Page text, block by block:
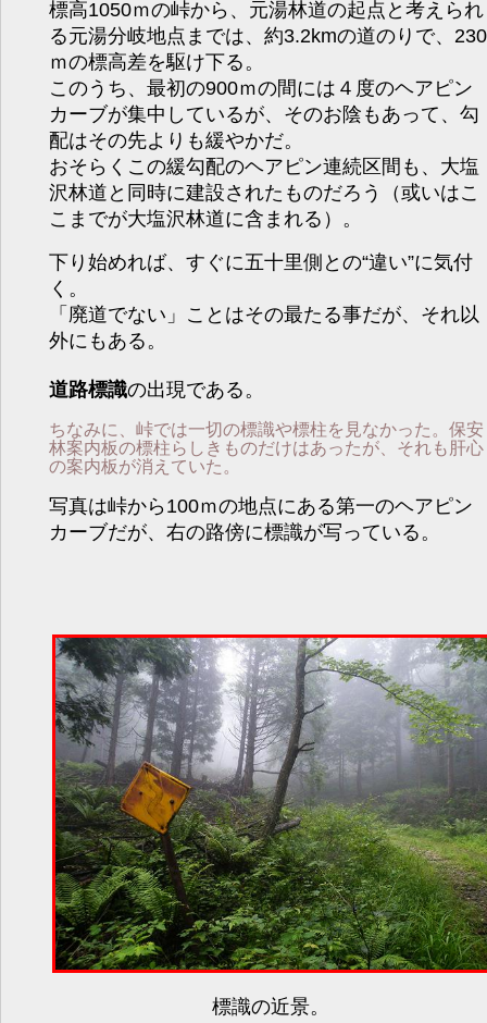
標高1050ｍの峠から、元湯林道の起点と考えられ
る元湯分岐地点までは、約3.2kmの道のりで、230
ｍの標高差を駆け下る。
このうち、最初の900ｍの間には４度のヘアピン
カーブが集中しているが、そのお陰もあって、勾
配はその先よりも緩やかだ。
おそらくこの緩勾配のヘアピン連続区間も、大塩
沢林道と同時に建設されたものだろう（或いはこ
こまでが大塩沢林道に含まれる）。
下り始めれば、すぐに五十里側との“違い”に気付
く。
「廃道でない」ことはその最たる事だが、それ以
外にもある。
道路標識の出現である。
ちなみに、峠では一切の標識や標柱を見なかった。保安
林案内板の標柱らしきものだけはあったが、それも肝心
の案内板が消えていた。
写真は峠から100ｍの地点にある第一のヘアピン
カーブだが、右の路傍に標識が写っている。
標識の近景。